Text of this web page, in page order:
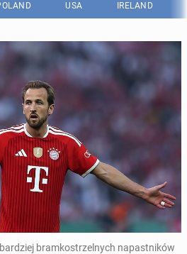
USA IRELAND
bramkostrzelnych napastników